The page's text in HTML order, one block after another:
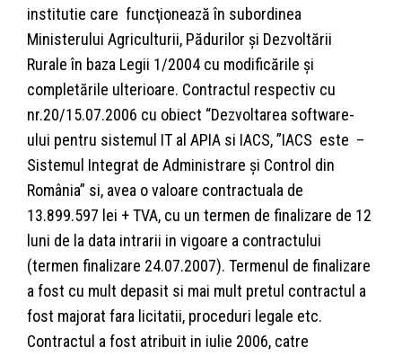
institutie care funcţionează în subordinea
Ministerului Agriculturii, Pădurilor şi Dezvoltării
Rurale în baza Legii 1/2004 cu modificările şi
completările ulterioare. Contractul respectiv cu
nr.20/15.07.2006 cu obiect “Dezvoltarea software-
ului pentru sistemul IT al APIA si IACS, ”IACS este –
Sistemul Integrat de Administrare şi Control din
România” si, avea o valoare contractuala de
13.899.597 lei + TVA, cu un termen de finalizare de 12
luni de la data intrarii in vigoare a contractului
(termen finalizare 24.07.2007). Termenul de finalizare
a fost cu mult depasit si mai mult pretul contractul a
fost majorat fara licitatii, proceduri legale etc.
Contractul a fost atribuit in iulie 2006, catre